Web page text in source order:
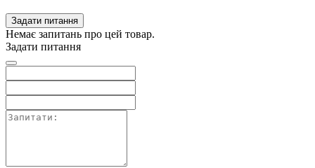
Задати питання
Немає запитань про цей товар.
Задати питання